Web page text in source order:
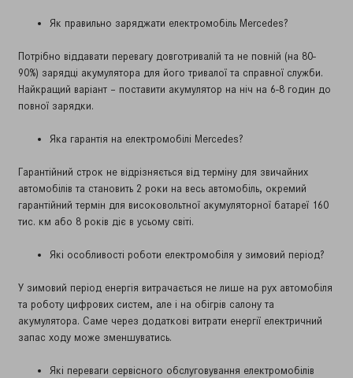
Як правильно заряджати електромобіль Mercedes?
Потрібно віддавати перевагу довготривалій та не повній (на 80-
90%) зарядці акумулятора для його тривалої та справної служби.
Найкращий варіант – поставити акумулятор на ніч на 6-8 годин до
повної зарядки.
Яка гарантія на електромобілі Mercedes?
Гарантійний строк не відрізняється від терміну для звичайних
автомобілів та становить 2 роки на весь автомобіль, окремий
гарантійний термін для високовольтної акумуляторної батареї 160
тис. км або 8 років діє в усьому світі.
Які особливості роботи електромобіля у зимовий період?
У зимовий період енергія витрачається не лише на рух автомобіля
та роботу цифрових систем, але і на обігрів салону та
акумулятора. Саме через додаткові витрати енергії електричний
запас ходу може зменшуватись.
Які переваги сервісного обслуговування електромобілів